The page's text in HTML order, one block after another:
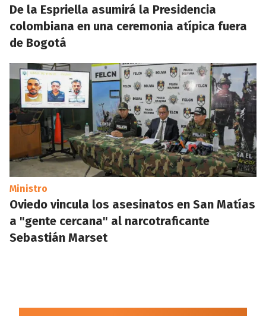
De la Espriella asumirá la Presidencia
colombiana en una ceremonia atípica fuera
de Bogotá
Ministro
Oviedo vincula los asesinatos en San Matías
a "gente cercana" al narcotraficante
Sebastián Marset